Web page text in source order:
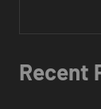
Recent